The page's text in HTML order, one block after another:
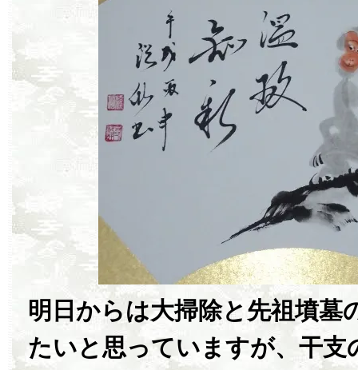
明日からは大掃除と先祖墳墓
たいと思っていますが、干支